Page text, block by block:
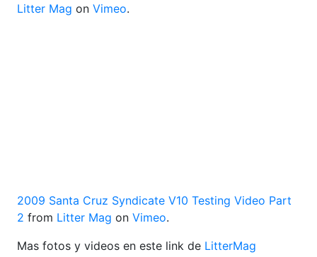
Litter Mag on Vimeo.
2009 Santa Cruz Syndicate V10 Testing Video Part
2 from Litter Mag on Vimeo.
Mas fotos y videos en este link de LitterMag